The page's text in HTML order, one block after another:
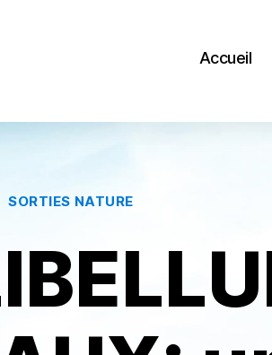
Accueil
Catégories
SORTIES NATURE